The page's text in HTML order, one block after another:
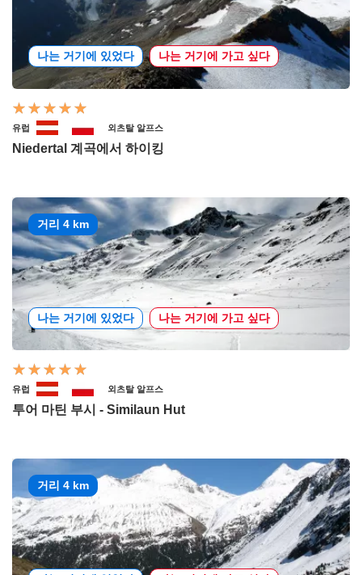
나는 거기에 있었다 나는 거기에 가고 싶다
유럽 외츠탈 알프스
Niedertal 계곡에서 하이킹
거리 4 km
나는 거기에 있었다 나는 거기에 가고 싶다
유럽 외츠탈 알프스
투어 마틴 부시 - Similaun Hut
거리 4 km